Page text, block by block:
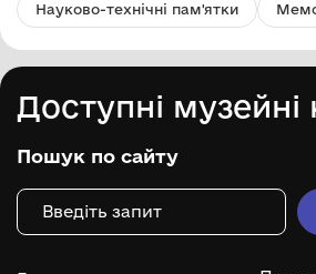
Науково-технічні пам'ятки
Доступні музейні
Пошук по сайту